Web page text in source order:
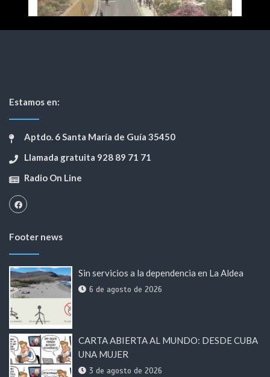
Estamos en:
Aptdo. 6 Santa María de Guía 35450
Llamada gratuita 928 89 71 71
Radio On Line
Footer news
Sin servicios a la dependencia en La Aldea
6 de agosto de 2026
CARTA ABIERTA AL MUNDO: DESDE CUBA
UNA MUJER
3 de agosto de 2026